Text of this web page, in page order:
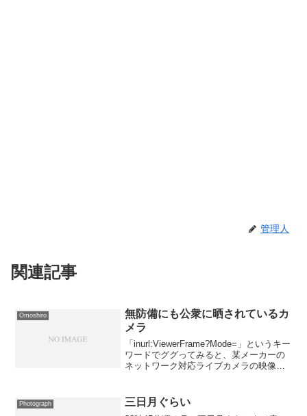
管理人
関連記事
Omoshiro
無防備にも公衆に晒されているカ
メラ
「inurl:ViewerFrame?Mode=」というキー
ワードでググってみると、某メーカーの
ネットワーク対応ライブカメラの映像が
る。 たぶん、多くのユーザーは晒され
て...
Photograph 三日月ぐらい